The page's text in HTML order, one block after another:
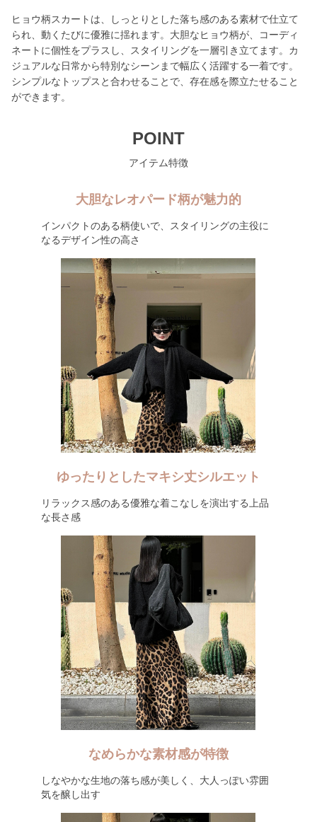
ヒョウ柄スカートは、しっとりとした落ち感のある素材で仕立て
られ、動くたびに優雅に揺れます。大胆なヒョウ柄が、コーディ
ネートに個性をプラスし、スタイリングを一層引き立てます。カ
ジュアルな日常から特別なシーンまで幅広く活躍する一着です。
シンプルなトップスと合わせることで、存在感を際立たせること
ができます。
POINT
アイテム特徴
大胆なレオパード柄が魅力的
インパクトのある柄使いで、スタイリングの主役に
なるデザイン性の高さ
ゆったりとしたマキシ丈シルエット
リラックス感のある優雅な着こなしを演出する上品
な長さ感
なめらかな素材感が特徴
しなやかな生地の落ち感が美しく、大人っぽい雰囲
気を醸し出す